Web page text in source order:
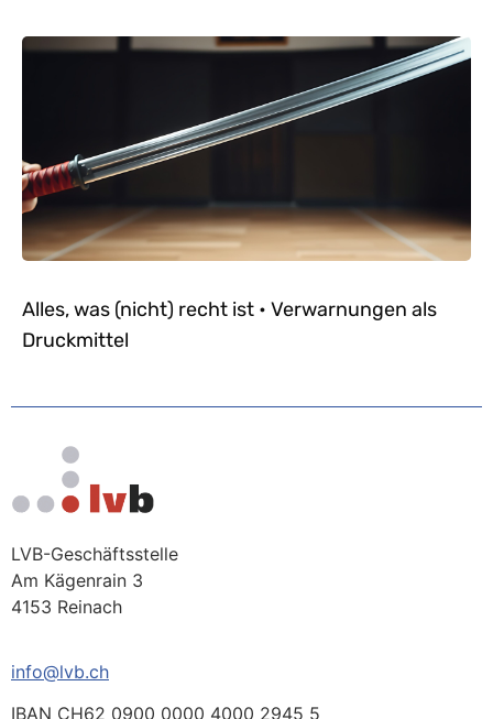
Alles, was (nicht) recht ist • Verwarnungen als
Druckmittel
LVB-Geschäftsstelle
Am Kägenrain 3
4153 Reinach
info@lvb.ch
IBAN CH62 0900 0000 4000 2945 5